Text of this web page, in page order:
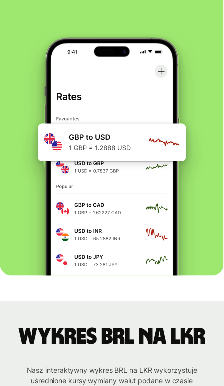
Wykres BRL na LKR
Nasz interaktywny wykres BRL na LKR wykorzystuje
uśrednione kursy wymiany walut podane w czasie